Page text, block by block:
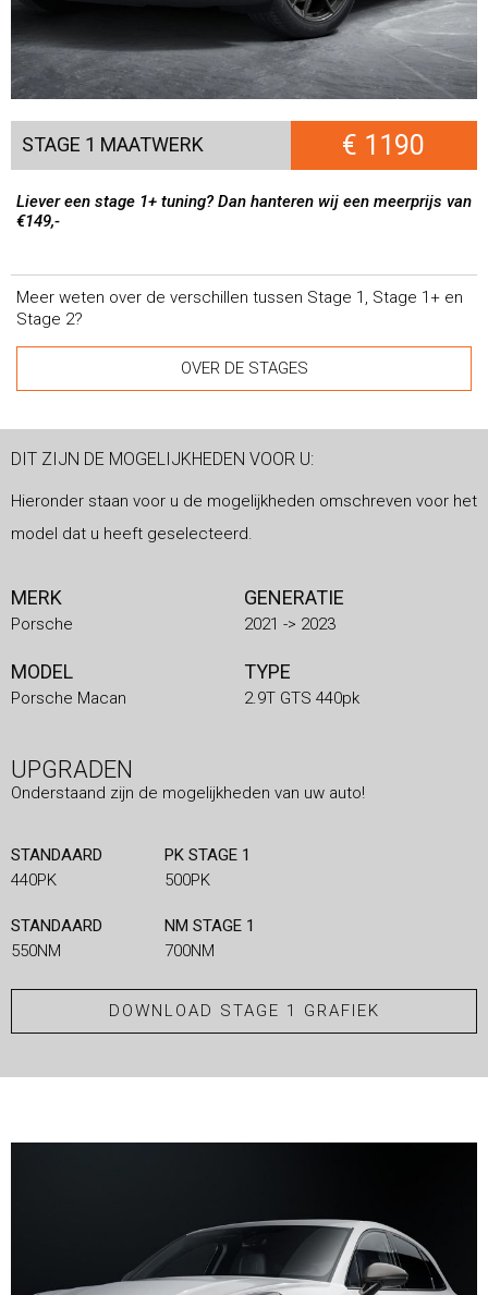
STAGE 1 MAATWERK € 1190
Liever een stage 1+ tuning? Dan hanteren wij een meerprijs van
€149,-
Meer weten over de verschillen tussen Stage 1, Stage 1+ en
Stage 2?
OVER DE STAGES
DIT ZIJN DE MOGELIJKHEDEN VOOR U:
Hieronder staan voor u de mogelijkheden omschreven voor het
model dat u heeft geselecteerd.
MERK
Porsche
GENERATIE
2021 -> 2023
MODEL
Porsche Macan
TYPE
2.9T GTS 440pk
UPGRADEN
Onderstaand zijn de mogelijkheden van uw auto!
STANDAARD
440PK
PK STAGE 1
500PK
STANDAARD
550NM
NM STAGE 1
700NM
DOWNLOAD STAGE 1 GRAFIEK